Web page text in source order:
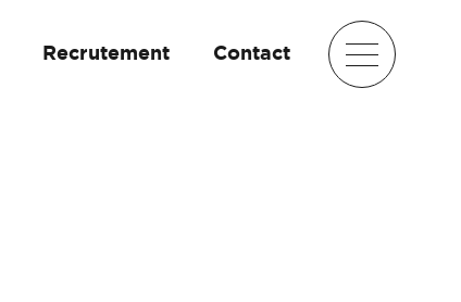
Recrutement Contact